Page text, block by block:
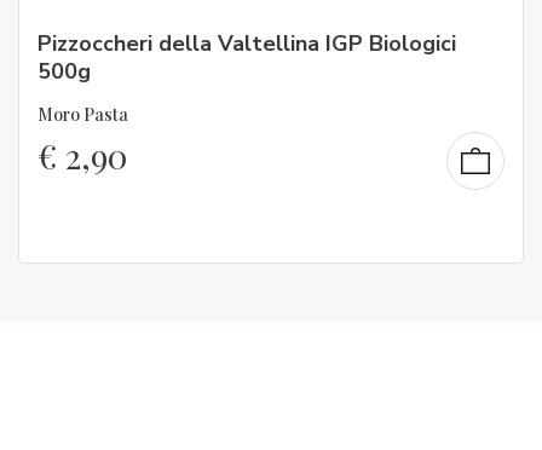
Pizzoccheri della Valtellina IGP Biologici
500g
Moro Pasta
€ 2,90